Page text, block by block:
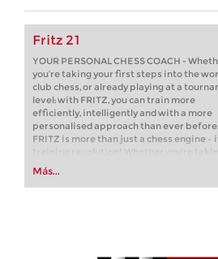
Fritz 21
YOUR PERSONAL CHESS COACH -
you’re taking your first steps into the
club chess, or already playing at a
level: with FRITZ, you can train more
efficiently, intelligently and with a more
personalised approach than ever before.
FRITZ is more than just a chess engine –
training revolution! Whether you’re taking
your first steps into the world of club
already playing at a tournament level:
FRITZ, you can train more efficiently,
Más...